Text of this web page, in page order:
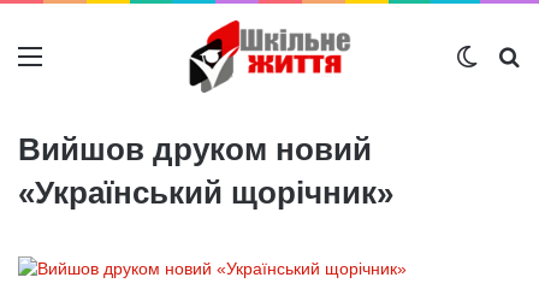
Меню
Вийшов друком новий
«Український щорічник»